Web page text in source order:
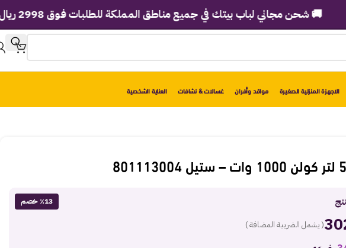
الاجهزة المنزلية الصغيرة مواقد وأفران غسالات & نشافات العناية الشخصية
٪13 خصم
( يشمل الضريبة المضافة )
🚚 شحن مجاني لباب بيتك في جميع مناطق المملكة للطلبات فوق 2998 ريال!